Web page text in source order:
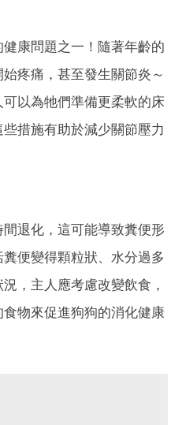
康問題之一！隨著年齡的
疼痛，甚至發生關節炎～
以為牠們準備更柔軟的床
措施有助於減少關節壓力
退化，這可能導致糞便形
便變得顆粒狀、水分過多
，主人應考慮改變飲食，
物來促進狗狗的消化健康